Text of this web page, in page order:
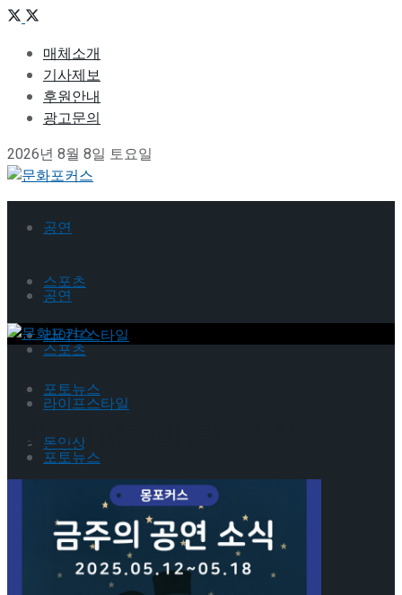
매체소개
기사제보
후원안내
광고문의
2026년 8월 8일 토요일
공연
스포츠
라이프스타일
포토뉴스
동영상
공연
스포츠
라이프스타일
포토뉴스
기획기사
[태그:]